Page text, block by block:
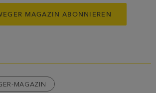
MAGAZIN ABONNIEREN
MAGAZIN